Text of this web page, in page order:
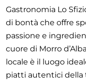
Gastronomia Lo
di bontà che offre
passione e
cuore di Morro
locale è il luogo
piatti autentici della